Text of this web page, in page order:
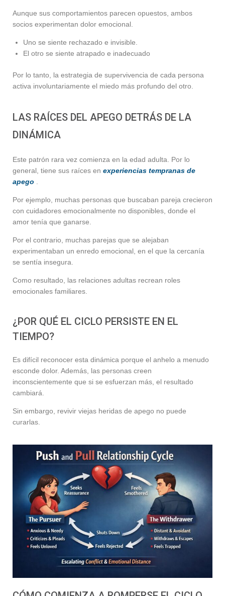
Aunque sus comportamientos parecen opuestos, ambos
socios experimentan dolor emocional.
Uno se siente rechazado e invisible.
El otro se siente atrapado e inadecuado
Por lo tanto, la estrategia de supervivencia de cada persona
activa involuntariamente el miedo más profundo del otro.
LAS RAÍCES DEL APEGO DETRÁS DE LA
DINÁMICA
Este patrón rara vez comienza en la edad adulta. Por lo
general, tiene sus raíces en experiencias tempranas de
apego
Por ejemplo, muchas personas que buscaban pareja crecieron
con cuidadores emocionalmente no disponibles, donde el
amor tenía que ganarse.
Por el contrario, muchas parejas que se alejaban
experimentaban un enredo emocional, en el que la cercanía
se sentía insegura.
Como resultado, las relaciones adultas recrean roles
emocionales familiares.
¿POR QUÉ EL CICLO PERSISTE EN EL
TIEMPO?
Es difícil reconocer esta dinámica porque el anhelo a menudo
esconde dolor. Además, las personas creen
inconscientemente que si se esfuerzan más, el resultado
cambiará.
Sin embargo, revivir viejas heridas de apego no puede
curarlas.